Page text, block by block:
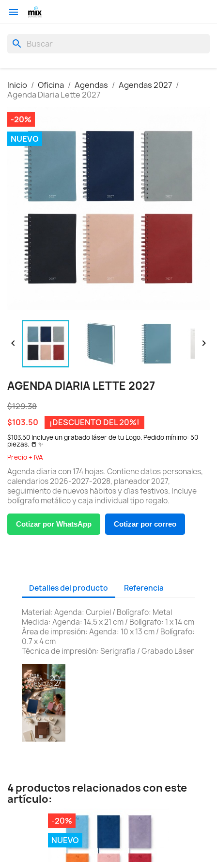

search
Inicio Oficina Agendas
Agendas 2027
Agenda Diaria Lette 2027
-20%
NUEVO
 
AGENDA DIARIA LETTE 2027
$129.38
$103.50
¡DESCUENTO DEL 20%!
$103.50 Incluye un grabado láser de tu Logo. Pedido mínimo: 50
piezas. 📒 ✨
Precio + IVA
Agenda diaria con 174 hojas. Contiene datos personales,
calendarios 2026-2027-2028, planeador 2027,
seguimiento de nuevos hábitos y días festivos. Incluye
bolígrafo metálico y caja individual tipo regalo.
Cotizar por WhatsApp Cotizar por correo
Detalles del producto Referencia
Material: Agenda: Curpiel / Bolígrafo: Metal
Medida: Agenda: 14.5 x 21 cm / Bolígrafo: 1 x 14 cm
Área de impresión: Agenda: 10 x 13 cm / Bolígrafo:
0.7 x 4 cm
Técnica de impresión: Serigrafía / Grabado Láser
4 productos relacionados con este
artículo:
-20%
NUEVO